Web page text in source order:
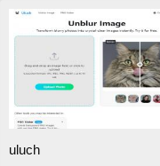
uluch